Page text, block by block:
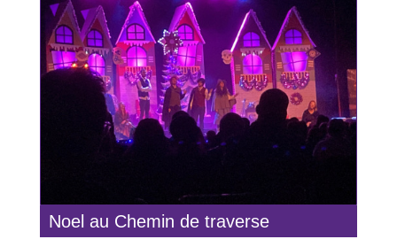
Noel au Chemin de traverse